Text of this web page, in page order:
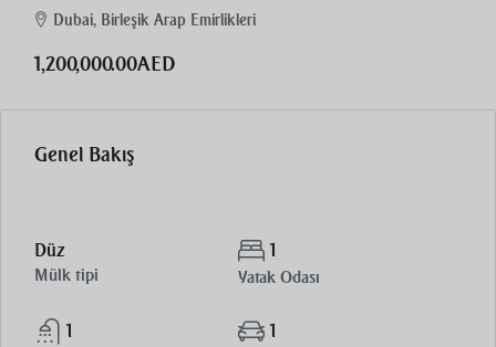
Dubai, Birleşik Arap Emirlikleri
1,200,000.00AED
Genel Bakış
Düz
Mülk tipi
1
Yatak Odası
1 1